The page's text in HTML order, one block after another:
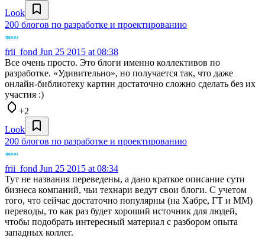
Look
200 блогов по разработке и проектированию
frii_fond Jun 25 2015 at 08:38
Все очень просто. Это блоги именно коллективов по
разработке. «Удивительно», но получается так, что даже
онлайн-библиотеку картин достаточно сложно сделать без их
участия :)
+2
Look
200 блогов по разработке и проектированию
frii_fond Jun 25 2015 at 08:34
Тут не названия переведены, а дано краткое описание сути
бизнеса компаний, чьи технари ведут свои блоги. С учетом
того, что сейчас достаточно популярны (на Хабре, ГТ и ММ)
переводы, то как раз будет хороший источник для людей,
чтобы подобрать интересный материал с разбором опыта
западных коллег.